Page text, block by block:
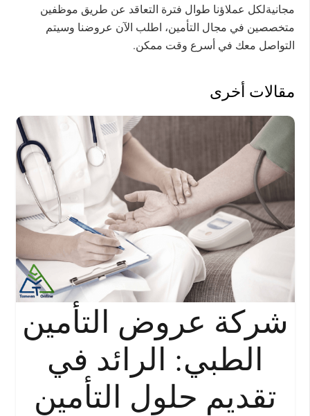
مجانيةلكل عملاؤنا طوال فترة التعاقد عن طريق موظفين
متخصصين في مجال التأمين، اطلب الآن عروضنا وسيتم
التواصل معك في أسرع وقت ممكن.
مقالات أخرى
شركة عروض التأمين
الطبي: الرائد في
تقديم حلول التأمين